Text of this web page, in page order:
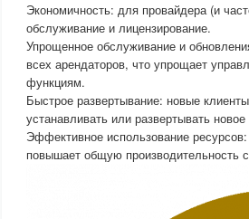
Экономичность: для провайдера (и
обслуживание и лицензирование.
Упрощенное обслуживание и
всех арендаторов, что упрощает
функциям.
Быстрое развертывание: новые
устанавливать или развертывать
Эффективное использование
повышает общую производительность